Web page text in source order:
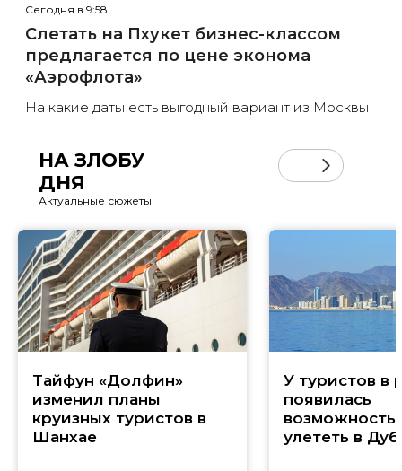
Сегодня в 9:58
Слетать на Пхукет бизнес-классом
предлагается по цене эконома
«Аэрофлота»
На какие даты есть выгодный вариант из Москвы
НА ЗЛОБУ
ДНЯ
Актуальные сюжеты
Тайфун «Долфин»
изменил планы
круизных туристов в
Шанхае
У туристов в
появилась
улететь в